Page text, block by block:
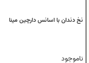
نخ دندان با اسانس دارچین مینا
ناموجود